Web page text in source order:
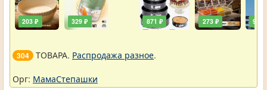
203 ₽ 329 ₽ 871 ₽ 273 ₽ 90 ₽
304 ТОВАРА. Распродажа разное.
Орг: МамаСтепашки